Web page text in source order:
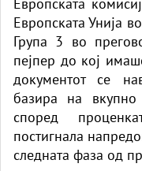
Европската Унија
Група 3 во
пејпер до кој
документот се
базира на
според
постигнала
следната фаза од